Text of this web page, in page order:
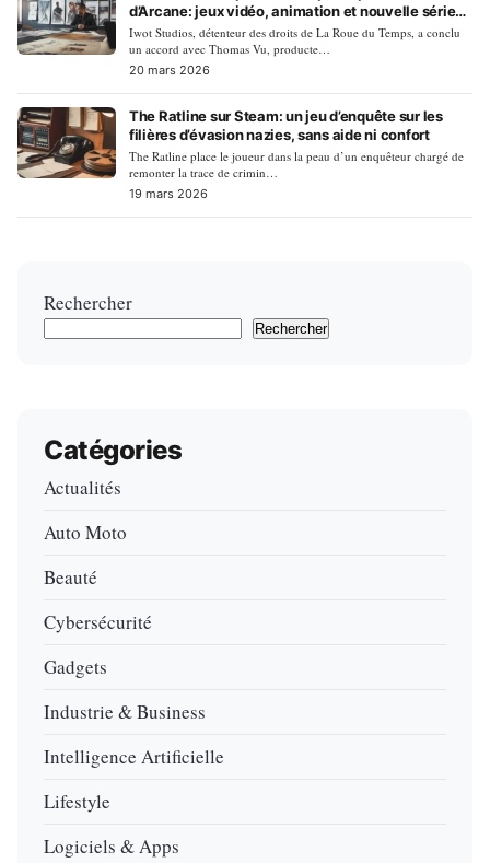
d’Arcane: jeux vidéo, animation et nouvelle série
en chantier
Iwot Studios, détenteur des droits de La Roue du Temps, a conclu
un accord avec Thomas Vu, producte…
20 mars 2026
The Ratline sur Steam: un jeu d’enquête sur les
filières d’évasion nazies, sans aide ni confort
The Ratline place le joueur dans la peau d’un enquêteur chargé de
remonter la trace de crimin…
19 mars 2026
Rechercher
Rechercher
Catégories
Actualités
Auto Moto
Beauté
Cybersécurité
Gadgets
Industrie & Business
Intelligence Artificielle
Lifestyle
Logiciels & Apps